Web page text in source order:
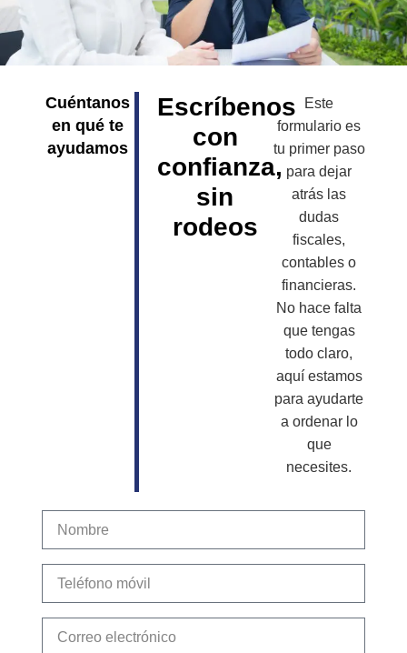
Cuéntanos
en qué te
ayudamos
Escríbenos
con
confianza,
sin
rodeos
Este
formulario es
tu primer paso
para dejar
atrás las
dudas
fiscales,
contables o
financieras.
No hace falta
que tengas
todo claro,
aquí estamos
para ayudarte
a ordenar lo
que
necesites.